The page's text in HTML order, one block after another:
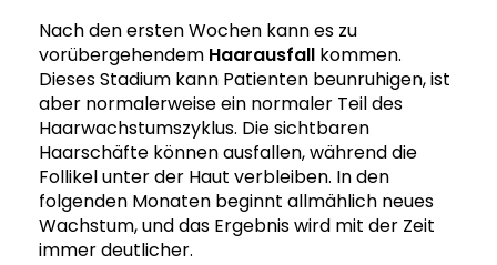
Nach den ersten Wochen kann es zu
vorübergehendem Haarausfall kommen.
Dieses Stadium kann Patienten beunruhigen, ist
aber normalerweise ein normaler Teil des
Haarwachstumszyklus. Die sichtbaren
Haarschäfte können ausfallen, während die
Follikel unter der Haut verbleiben. In den
folgenden Monaten beginnt allmählich neues
Wachstum, und das Ergebnis wird mit der Zeit
immer deutlicher.